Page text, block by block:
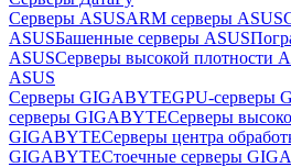
Серверы ASUSARM серверы ASUS
ASUSБашенные серверы ASUS
ASUSСерверы высокой плотности
ASUS
Серверы GIGABYTEGPU-серверы
серверы GIGABYTEСерверы
GIGABYTEСерверы центра
GIGABYTEСтоечные серверы